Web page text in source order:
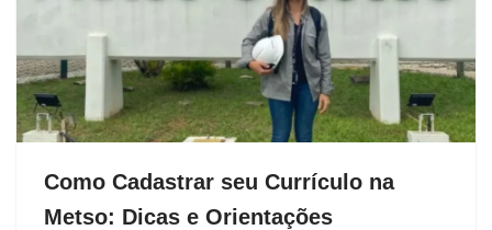
Como Cadastrar seu Currículo na
Metso: Dicas e Orientações